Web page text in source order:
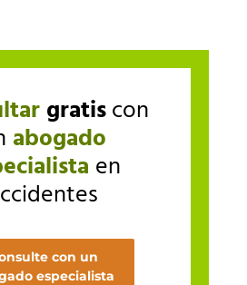
gratiscon
abogado
en
con un
especialista